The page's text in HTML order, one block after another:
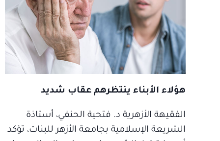
هؤلاء الأبناء ينتظرهم عقاب شديد
الفقيهة الأزهرية د. فتحية الحنفي، أستاذة
الشريعة الإسلامية بجامعة الأزهر للبنات، تؤكد